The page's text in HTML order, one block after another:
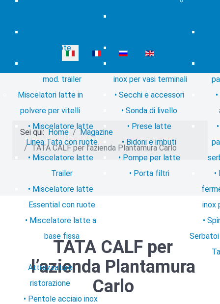
ruote
Pastorizzatore latte
mod. trailer
Miscelatori latte in
polvere per vitelli
Miscelatore latte
Linea Tata con ruote
Miscelatore latte
Trailer
Miscelatore latte
Essential con ruote
Miscelatore latte a
base fissa
inox per vasi terminali
Secchi e accessori
Sonda di livello
Prese latte
Bidoni e imbuti
Pompe per latte
Porta filtri
inox
Attrezzature
ristorazione
Pentole acciaio inox
Seleziona la tua lingua
Sei qui:Home
Magazine
TATA CALF per l’azienda Plantamura Carlo
TATA CALF per
l’azienda Plantamura
Carlo